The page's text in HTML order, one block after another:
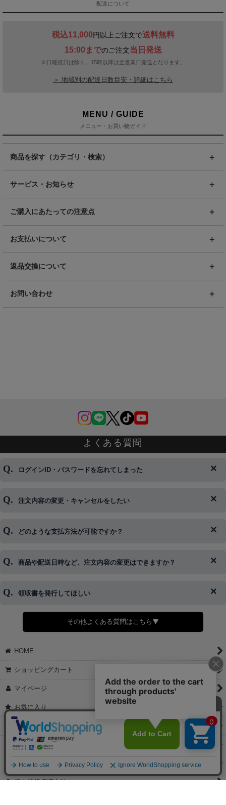
配送について
税込11,000円以上ご注文で送料無料
15:00までのご注文当日発送
※日曜祝日は除く。15時以降は翌営業日発送となります。
＞ 地域別の配達日数目安・詳細はこちら
MENU / GUIDE
メニュー・お買い物ガイド
商品を探す（カテゴリ・検索）
サービス・お知らせ
ご購入にあたっての注意点
お支払いについて
返品交換について
お問い合わせ
よくある質問
ログインID・パスワードを忘れてしまった
◆下記ページより、ログインIDの変更が可能です。
注文内容の変更・キャンセルをしたい
◆即日発送を行なっている関係上、午後以降のご連絡やキャンセル
※発送後、発送準備が完了しお手続きが間に合わない場合は変更、
どのような支払方法が可能ですか？
◆代金引換・クレジットカード・携帯キャリア決済・おねだり決
＞詳細は画像をタップ＜
商品や配送日時など、注文内容の変更はできますか？
◆商品発送前の変更は承っております。
さい。
領収書を発行してほしい
◆領収書はご希望頂いた場合のみ発行しております。
【これからご注文する場合】
STEP2「お届け先・お支払い」ページにて備考欄に下記の記載をお
願いします。
②宛名（空欄は上様は不可）
③但し書き（空欄やお品代は不可）
【すでにご注文が完了している場合】
①お電話・メール・LINEにて領収書希望の連絡をお願い致します
②後日、郵送にて領収書を送らせて頂きます。
①マイページから購入履歴→購入内容→領収書発行を選択。
②後日、郵送にて領収書を送らせて頂きます。
その他よくある質問はこちら▼
HOME
ショッピングカート
マイページ
お気に入り
特定商取引法表示
ご利用案内
お問い合せ
個人情報保護方針